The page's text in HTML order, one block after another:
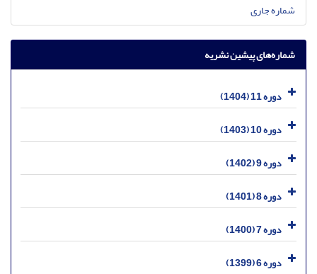
شماره جاری
شماره‌های پیشین نشریه
دوره 11 (1404)
دوره 10 (1403)
دوره 9 (1402)
دوره 8 (1401)
دوره 7 (1400)
دوره 6 (1399)